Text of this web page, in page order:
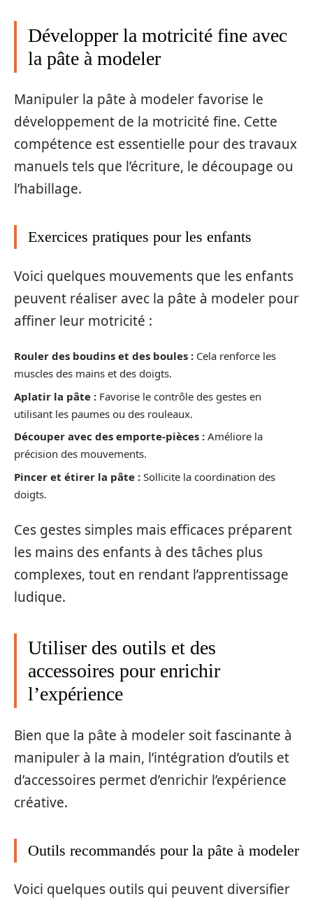
Développer la motricité fine avec
la pâte à modeler
Manipuler la pâte à modeler favorise le
développement de la motricité fine. Cette
compétence est essentielle pour des travaux
manuels tels que l’écriture, le découpage ou
l’habillage.
Exercices pratiques pour les enfants
Voici quelques mouvements que les enfants
peuvent réaliser avec la pâte à modeler pour
affiner leur motricité :
Rouler des boudins et des boules : Cela renforce les
muscles des mains et des doigts.
Aplatir la pâte : Favorise le contrôle des gestes en
utilisant les paumes ou des rouleaux.
Découper avec des emporte-pièces : Améliore la
précision des mouvements.
Pincer et étirer la pâte : Sollicite la coordination des
doigts.
Ces gestes simples mais efficaces préparent
les mains des enfants à des tâches plus
complexes, tout en rendant l’apprentissage
ludique.
Utiliser des outils et des
accessoires pour enrichir
l’expérience
Bien que la pâte à modeler soit fascinante à
manipuler à la main, l’intégration d’outils et
d’accessoires permet d’enrichir l’expérience
créative.
Outils recommandés pour la pâte à modeler
Voici quelques outils qui peuvent diversifier